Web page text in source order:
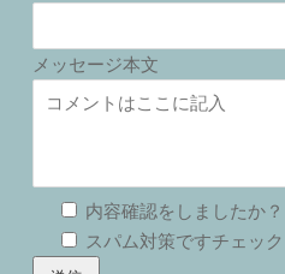
メッセージ本文
内容確認をしましたか？
スパム対策ですチェック